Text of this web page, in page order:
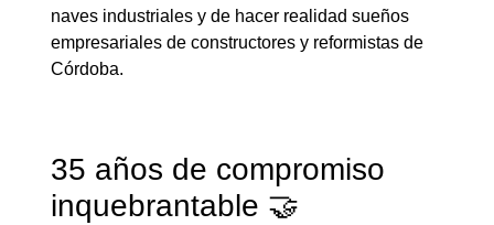
naves industriales y de hacer realidad sueños
empresariales de constructores y reformistas de
Córdoba.
35 años de compromiso
inquebrantable 🤝